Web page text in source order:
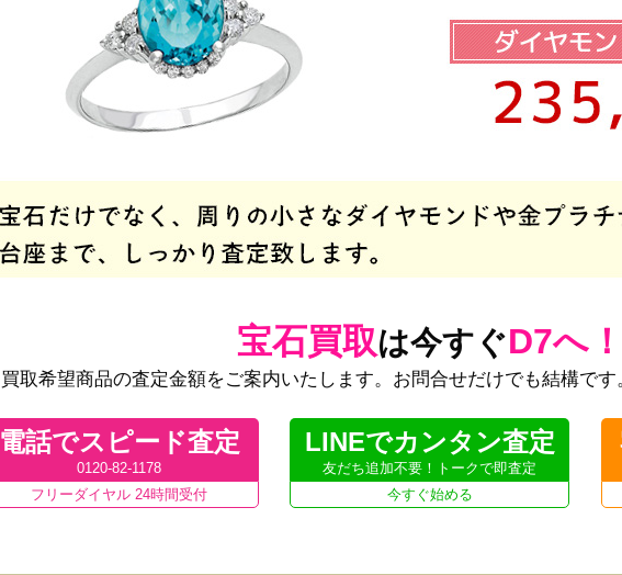
宝石買取は今すぐD7へ！
買取希望商品の査定金額をご案内いたします。お問合せだけでも結構です
電話でスピード査定
0120-82-1178
フリーダイヤル 24時間受付
LINEでカンタン査定
友だち追加不要！トークで即査定
今すぐ始める